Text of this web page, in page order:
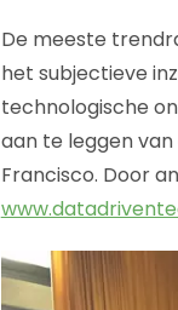
De meeste
het subjectieve
technologische
aan te leggen
Francisco. Door